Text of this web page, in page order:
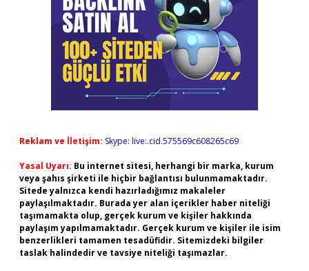
Reklam ve İletişim: Skype: live:.cid.575569c608265c69
Yasal Uyarı: Bu internet sitesi, herhangi bir marka, kurum
veya şahıs şirketi ile hiçbir bağlantısı bulunmamaktadır.
Sitede yalnızca kendi hazırladığımız makaleler
paylaşılmaktadır. Burada yer alan içerikler haber niteliği
taşımamakta olup, gerçek kurum ve kişiler hakkında
paylaşım yapılmamaktadır. Gerçek kurum ve kişiler ile isim
benzerlikleri tamamen tesadüfidir. Sitemizdeki bilgiler
taslak halindedir ve tavsiye niteliği taşımazlar.